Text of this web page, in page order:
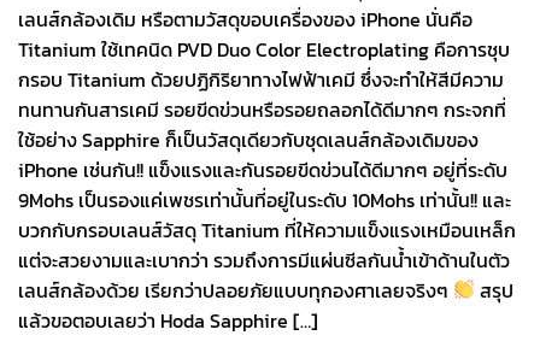
เลนส์กล้องเดิม หรือตามวัสดุขอบเครื่องของ iPhone นั่นคือ
Titanium ใช้เทคนิด PVD Duo Color Electroplating คือการชุบ
กรอบ Titanium ด้วยปฏิกิริยาทางไฟฟ้าเคมี ซึ่งจะทำให้สีมีความ
ทนทานกันสารเคมี รอยขีดข่วนหรือรอยถลอกได้ดีมากๆ กระจกที่
ใช้อย่าง Sapphire ก็เป็นวัสดุเดียวกับชุดเลนส์กล้องเดิมของ
iPhone เช่นกัน!! แข็งแรงและกันรอยขีดข่วนได้ดีมากๆ อยู่ที่ระดับ
9Mohs เป็นรองแค่เพชรเท่านั้นที่อยู่ในระดับ 10Mohs เท่านั้น!! และ
บวกกับกรอบเลนส์วัสดุ Titanium ที่ให้ความแข็งแรงเหมือนเหล็ก
แต่จะสวยงามและเบากว่า รวมถึงการมีแผ่นซีลกันน้ำเข้าด้านในตัว
เลนส์กล้องด้วย เรียกว่าปลอยภัยแบบทุกองศาเลยจริงๆ
สรุป
แล้วขอตอบเลยว่า Hoda Sapphire […]